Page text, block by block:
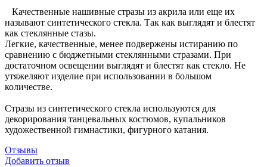
Качественные нашивные стразы из акрила или еще их
называют синтетического стекла. Так как выглядят и блестят
как стеклянные стазы.
Легкие, качественные, менее подвержены истиранию по
сравнению с бюджетными стеклянными стразами. При
достаточном освещении выглядят и блестят как стекло. Не
утяжеляют изделие при использовании в большом
количестве.
Стразы из синтетического стекла используются для
декорирования танцевальных костюмов, купальников
художественной гимнастики, фигурного катания.
Отзывы
Добавить отзыв